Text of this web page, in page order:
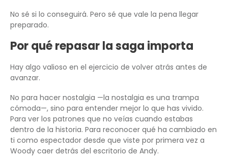
No sé si lo conseguirá. Pero sé que vale la pena llegar
preparado.
Por qué repasar la saga importa
Hay algo valioso en el ejercicio de volver atrás antes de
avanzar.
No para hacer nostalgia —la nostalgia es una trampa
cómoda—, sino para entender mejor lo que has vivido.
Para ver los patrones que no veías cuando estabas
dentro de la historia. Para reconocer qué ha cambiado en
ti como espectador desde que viste por primera vez a
Woody caer detrás del escritorio de Andy.